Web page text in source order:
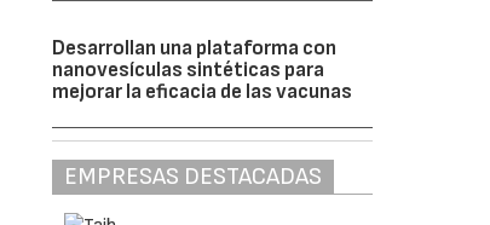
Desarrollan una plataforma con
nanovesículas sintéticas para
mejorar la eficacia de las vacunas
EMPRESAS DESTACADAS